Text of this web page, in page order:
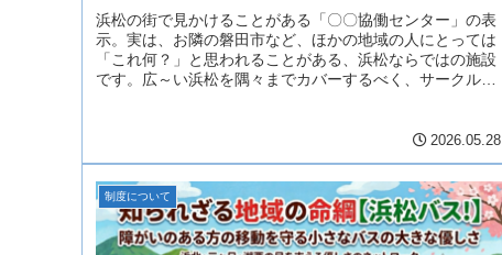
浜松の街で見かけることがある「〇〇協働センター」の表
示。実は、お隣の磐田市など、ほかの地域の人にとっては
「これ何？」と思われることがある、浜松ならではの施設
です。広～い浜松を隅々までカバーするべく、サークル活
2026.05.28
制度について